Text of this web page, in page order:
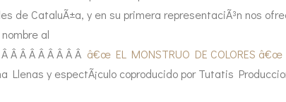
de CataluÃ±a, y en su primera representaciÃ³n nos
al
Â Â Â Â Â Â Â Â â€œ EL MONSTRUO DE COLORES â€œ
Llenas y espectÃ¡culo coproducido por Tutatis